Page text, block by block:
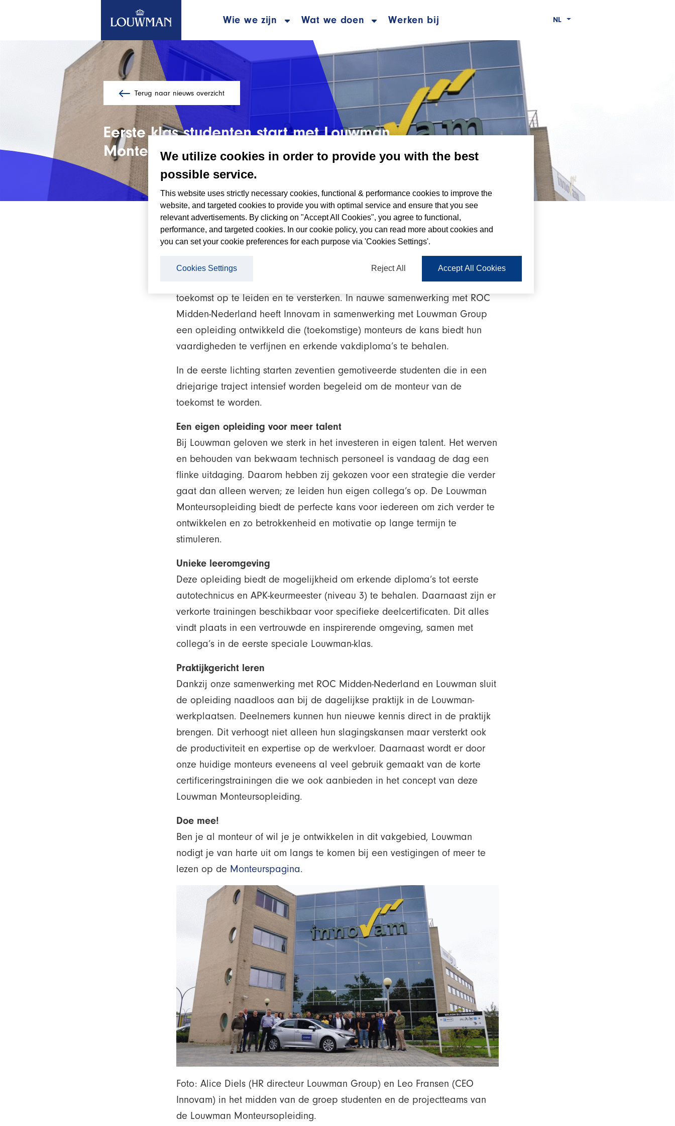
Ga
hoofdinhoud
Wie we zijn Wat we doen Werken bij NL
Terug naar nieuws overzicht
Eerste klas studenten start met Louwman
Monteursopleiding
25/09/2024
Monteursopleiding vandaag van start is gegaan. Deze mijlpaal is een
belangrijk onderdeel van ons gezamenlijk streven om monteurs van de
toekomst op te leiden en te versterken. In nauwe samenwerking met ROC
Midden-Nederland heeft Innovam in samenwerking met Louwman Group
een opleiding ontwikkeld die (toekomstige) monteurs de kans biedt hun
vaardigheden te verfijnen en erkende vakdiploma’s te behalen.
In de eerste lichting starten zeventien gemotiveerde studenten die in een
driejarige traject intensief worden begeleid om de monteur van de
toekomst te worden.
Een eigen opleiding voor meer talent
Bij Louwman geloven we sterk in het investeren in eigen talent. Het werven
en behouden van bekwaam technisch personeel is vandaag de dag een
flinke uitdaging. Daarom hebben zij gekozen voor een strategie die verder
gaat dan alleen werven; ze leiden hun eigen collega’s op. De Louwman
Monteursopleiding biedt de perfecte kans voor iedereen om zich verder te
ontwikkelen en zo betrokkenheid en motivatie op lange termijn te
stimuleren.
Unieke leeromgeving
Deze opleiding biedt de mogelijkheid om erkende diploma’s tot eerste
autotechnicus en APK-keurmeester (niveau 3) te behalen. Daarnaast zijn er
verkorte trainingen beschikbaar voor specifieke deelcertificaten. Dit alles
vindt plaats in een vertrouwde en inspirerende omgeving, samen met
collega’s in de eerste speciale Louwman-klas.
Praktijkgericht leren
Dankzij onze samenwerking met ROC Midden-Nederland en Louwman sluit
de opleiding naadloos aan bij de dagelijkse praktijk in de Louwman-
werkplaatsen. Deelnemers kunnen hun nieuwe kennis direct in de praktijk
brengen. Dit verhoogt niet alleen hun slagingskansen maar versterkt ook
de productiviteit en expertise op de werkvloer. Daarnaast wordt er door
onze huidige monteurs eveneens al veel gebruik gemaakt van de korte
certificeringstrainingen die we ook aanbieden in het concept van deze
Louwman Monteursopleiding.
Doe mee!
Ben je al monteur of wil je je ontwikkelen in dit vakgebied, Louwman
nodigt je van harte uit om langs te komen bij een vestigingen of meer te
lezen op de Monteurspagina.
Foto: Alice Diels (HR directeur Louwman Group) en Leo Fransen (CEO
Innovam) in het midden van de groep studenten en de projectteams van
de Louwman Monteursopleiding.
We utilize cookies in order to provide you with the best
possible service.
This website uses strictly necessary cookies, functional & performance cookies to improve the
website, and targeted cookies to provide you with optimal service and ensure that you see
relevant advertisements. By clicking on "Accept All Cookies", you agree to functional,
performance, and targeted cookies. In our cookie policy, you can read more about cookies and
you can set your cookie preferences for each purpose via 'Cookies Settings'.
Reject All Accept All Cookies
Cookies Settings